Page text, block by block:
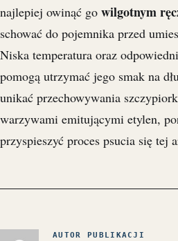
najlepiej owinąć go wilgotnym
schować do pojemnika przed
Niska temperatura oraz
pomogą utrzymać jego smak na
unikać przechowywania
warzywami emitującymi etylen,
przyspieszyć proces psucia się tej
AUTOR PUBLIKACJI